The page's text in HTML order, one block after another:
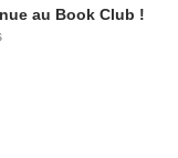
au Book Club !